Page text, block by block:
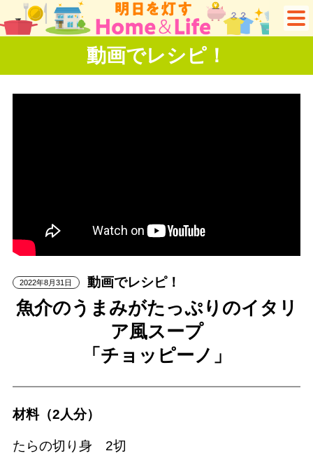
動画でレシピ！
2022年8月31日 動画でレシピ！
魚介のうまみがたっぷりのイタリ
ア風スープ
「チョッピーノ」
材料（2人分）
たらの切り身 2切